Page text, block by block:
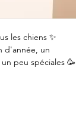
les chiens ✨
d'année, un
peu spéciales 🥳